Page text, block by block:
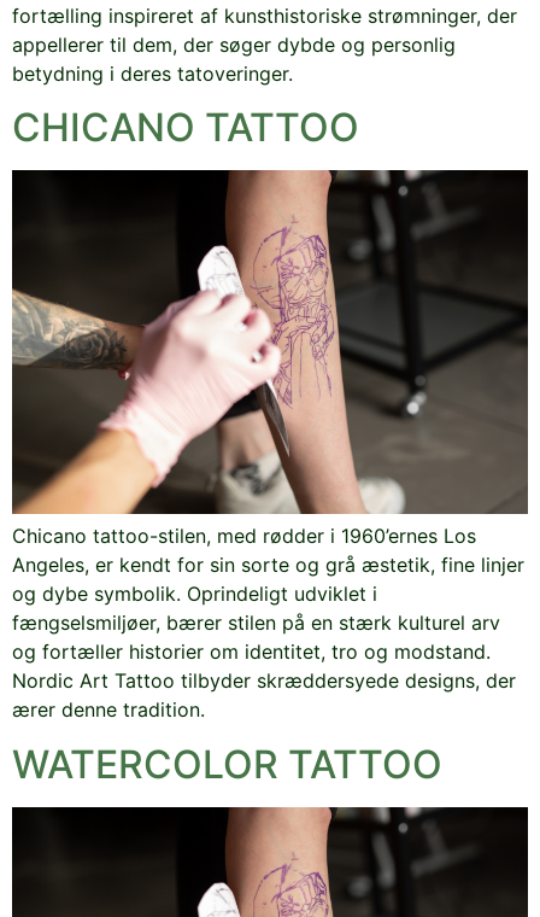
fortælling inspireret af kunsthistoriske strømninger, der
appellerer til dem, der søger dybde og personlig
betydning i deres tatoveringer.
CHICANO TATTOO
Chicano tattoo-stilen, med rødder i 1960’ernes Los
Angeles, er kendt for sin sorte og grå æstetik, fine linjer
og dybe symbolik. Oprindeligt udviklet i
fængselsmiljøer, bærer stilen på en stærk kulturel arv
og fortæller historier om identitet, tro og modstand.
Nordic Art Tattoo tilbyder skræddersyede designs, der
ærer denne tradition.
WATERCOLOR TATTOO